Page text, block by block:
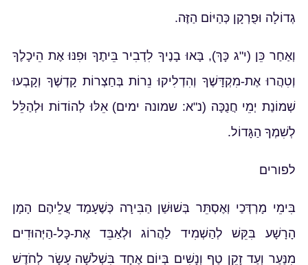
גְדוֹלָה וּפֻרְקָן כְּהַיּוֹם הַזֶּה.
וְאַחַר כֵּן (י"ג כָּךְ), בָּאוּ בָנֶיךָ לִדְבִיר בֵּיתֶךָ וּפִנּוּ אֶת הֵיכָלֶךָ
וְטִהֲרוּ אֶת-מִקְדָּשֶׁךָ וְהִדְלִיקוּ נֵרוֹת בְּחַצְרוֹת קָדְשֶׁךָ וְקָבְעוּ
שְׁמוֹנַת יְמֵי חֲנֻכָּה (נ"א: שמונה ימים) אֵלּוּ לְהוֹדוֹת וּלְהַלֵּל
לְשִׁמְךָ הַגָּדוֹל.
לפורים
בִּימֵי מָרְדְּכַי וְאֶסְתֵּר בְּשׁוּשַׁן הַבִּירָה כְּשֶׁעָמַד עֲלֵיהֶם הָמָן
הָרָשָׁע בִּקֵּשׁ לְהַשְׁמִיד לַהֲרוֹג וּלְאַבֵּד אֶת-כָּל-הַיְּהוּדִים
מִנַּעַר וְעַד זָקֵן טַף וְנָשִׁים בְּיוֹם אֶחָד בִּשְׁלֹשָׁה עָשָׂר לְחֹדֶשׁ